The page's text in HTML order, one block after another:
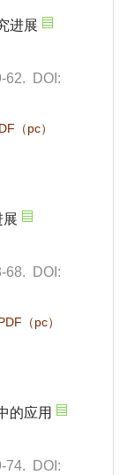
62. DOI:
68. DOI:
74. DOI: